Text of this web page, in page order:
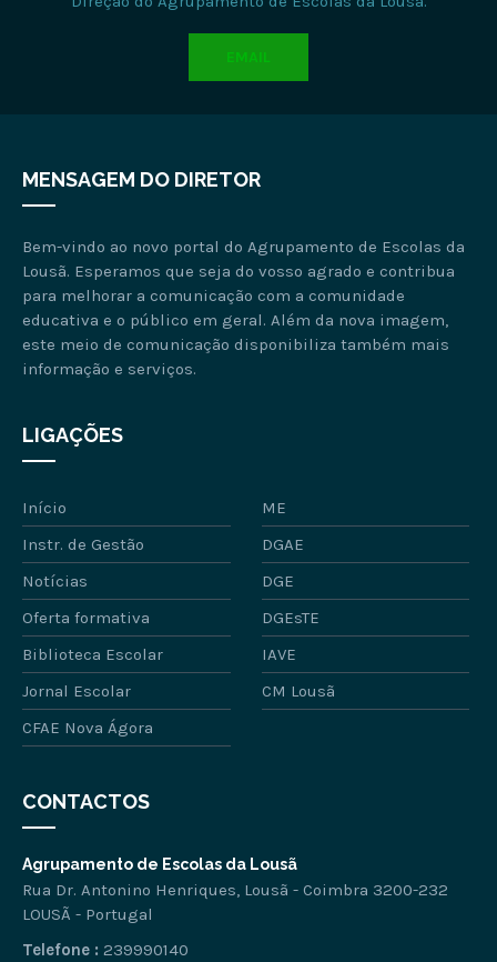
EMAIL
MENSAGEM DO DIRETOR
Bem-vindo ao novo portal do Agrupamento de Escolas da
Lousã. Esperamos que seja do vosso agrado e contribua
para melhorar a comunicação com a comunidade
educativa e o público em geral. Além da nova imagem,
este meio de comunicação disponibiliza também mais
informação e serviços.
LIGAÇÕES
Início
ME
Instr. de Gestão
DGAE
Notícias
DGE
Oferta formativa
DGEsTE
Biblioteca Escolar
IAVE
Jornal Escolar
CM Lousã
CFAE Nova Ágora
CONTACTOS
Agrupamento de Escolas da Lousã
Rua Dr. Antonino Henriques, Lousã - Coimbra 3200-232
LOUSÃ - Portugal
Telefone : 239990140